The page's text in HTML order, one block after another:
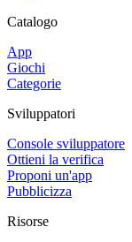
Catalogo
App
Giochi
Categorie
Sviluppatori
Console sviluppatore
Ottieni la verifica
Proponi un'app
Pubblicizza
Risorse